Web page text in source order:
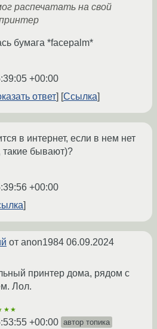
распечатать на свой
бумага *facepalm*
+00:00
ответ Ссылка
в интернет, если в нем нет
такие бывают)?
+00:00
от anon1984 06.09.2024
принтер дома, рядом с
Лол.
+00:00 автор топика